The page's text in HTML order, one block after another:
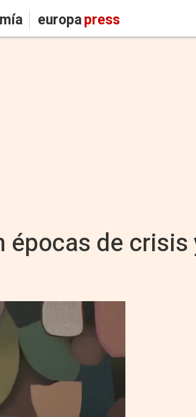
europapress
épocas de crisis